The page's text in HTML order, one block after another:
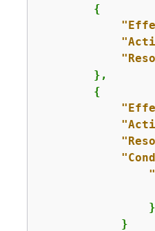
{
        },
{
                }
            }